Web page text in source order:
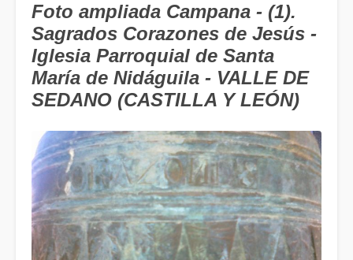
Foto ampliada Campana - (1).
Sagrados Corazones de Jesús -
Iglesia Parroquial de Santa
María de Nidáguila - VALLE DE
SEDANO (CASTILLA Y LEÓN)